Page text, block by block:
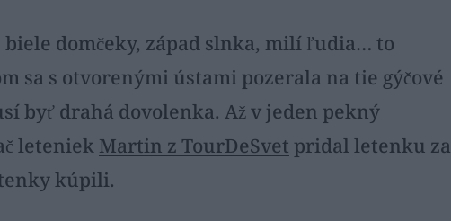
biele domčeky, západ slnka, milí ľudia… to
sa s otvorenými ústami pozerala na tie gýčové
byť drahá dovolenka. Až v jeden pekný
leteniek Martin z TourDeSvet pridal letenku za
kúpili.